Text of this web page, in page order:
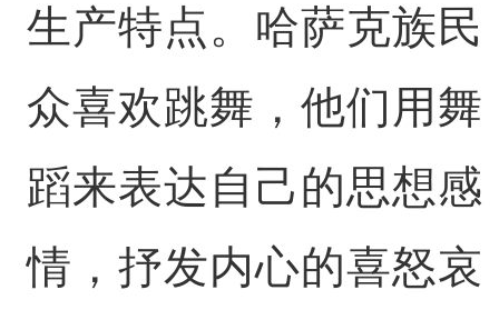
生产特点。哈萨克族民
众喜欢跳舞，他们用舞
蹈来表达自己的思想感
情，抒发内心的喜怒哀